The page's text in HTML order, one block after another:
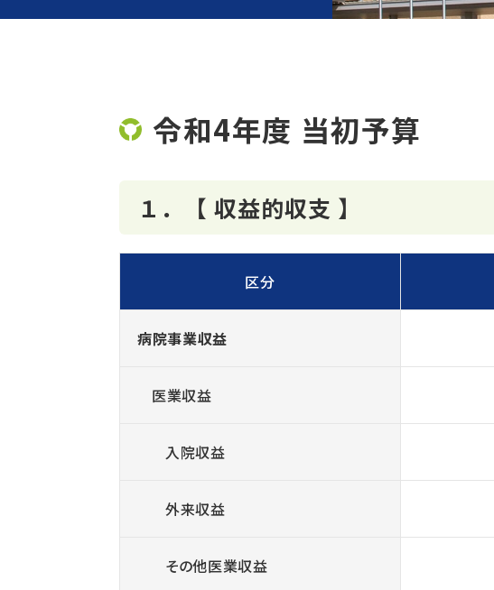
令和4年度 当初予算
１．【 収益的収支 】
区分
病院事業収益
医業収益
入院収益
外来収益
その他医業収益